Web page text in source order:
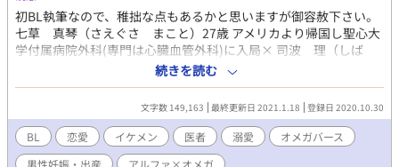
して平和になったはずの世界に、早くも騒乱の気配が……。 ※こ
の世界の人々には獣の耳や角、尻尾が生えています。
初BL執筆なので、稚拙な点もあるかと思いますが御容赦下さい。
七草 真琴（さえぐさ まこと）27歳 アメリカより帰国し聖心大
学付属病院外科(専門は心臓血管外科)に入局× 司波 理（しば
おさむ）29歳 聖心大学付属病院外科部長(専門は循環器全般) 七草
真琴はΩだが、発情(ヒート)がくるのが遅く不順がちだった。 憧
れの先輩である司波理と共に働けることを夢見て、アメリカで世
界的権威の下で技術を磨いていた。 そんな折、同じ病院で働く事
ができるところから話は始まる…。 Ωである事と、理に想いを寄
せている事を勢みで喋ってしまう。本人は、その想いを本人に伝
続きを読む
文字数 149,163 最終更新日 2021.1.18 登録日 2020.10.30
BL 恋愛 イケメン 医者 溺愛
オメガバース
男性妊娠・出産
アルファ×オメガ